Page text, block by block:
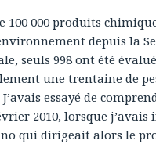
100 000 produits
depuis la
seuls 998 ont été
une trentaine de
J’avais essayé de
2010, lorsque j’avais
qui dirigeait alors le